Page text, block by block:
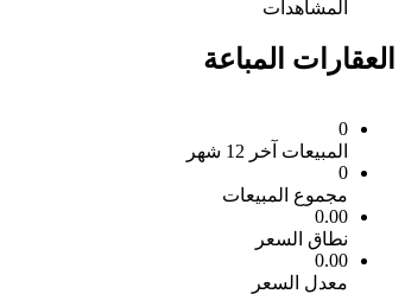
المشاهدات
العقارات المباعة
0
المبيعات آخر 12 شهر
0
مجموع المبيعات
0.00
نطاق السعر
0.00
معدل السعر